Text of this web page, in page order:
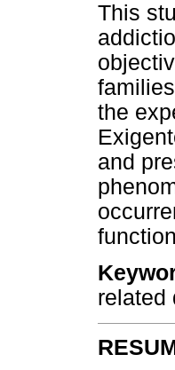
This
the
and
related